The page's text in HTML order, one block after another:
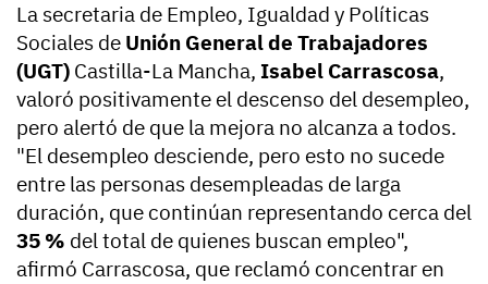
La secretaria de Empleo, Igualdad y Políticas
Sociales de Unión General de Trabajadores
(UGT) Castilla-La Mancha, Isabel Carrascosa,
valoró positivamente el descenso del desempleo,
pero alertó de que la mejora no alcanza a todos.
"El desempleo desciende, pero esto no sucede
entre las personas desempleadas de larga
duración, que continúan representando cerca del
35 % del total de quienes buscan empleo",
afirmó Carrascosa, que reclamó concentrar en